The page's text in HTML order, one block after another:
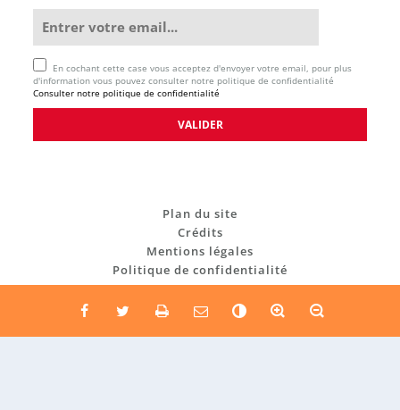
En cochant cette case vous acceptez d'envoyer votre email, pour plus
d'information vous pouvez consulter notre politique de confidentialité
Consulter notre politique de confidentialité
Plan du site
Crédits
Mentions légales
Politique de confidentialité
n